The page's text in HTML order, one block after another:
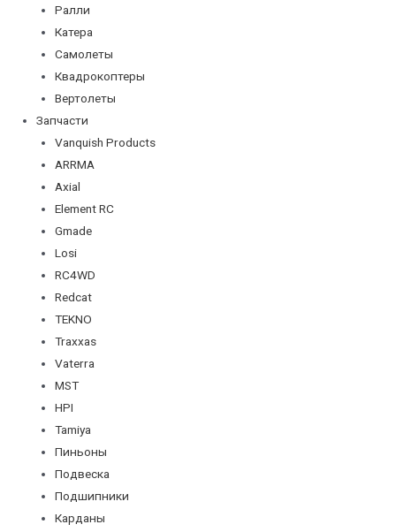
Ралли
Катера
Самолеты
Квадрокоптеры
Вертолеты
Запчасти
Vanquish Products
ARRMA
Axial
Element RC
Gmade
Losi
RC4WD
Redcat
TEKNO
Traxxas
Vaterra
MST
HPI
Tamiya
Пиньоны
Подвеска
Подшипники
Карданы